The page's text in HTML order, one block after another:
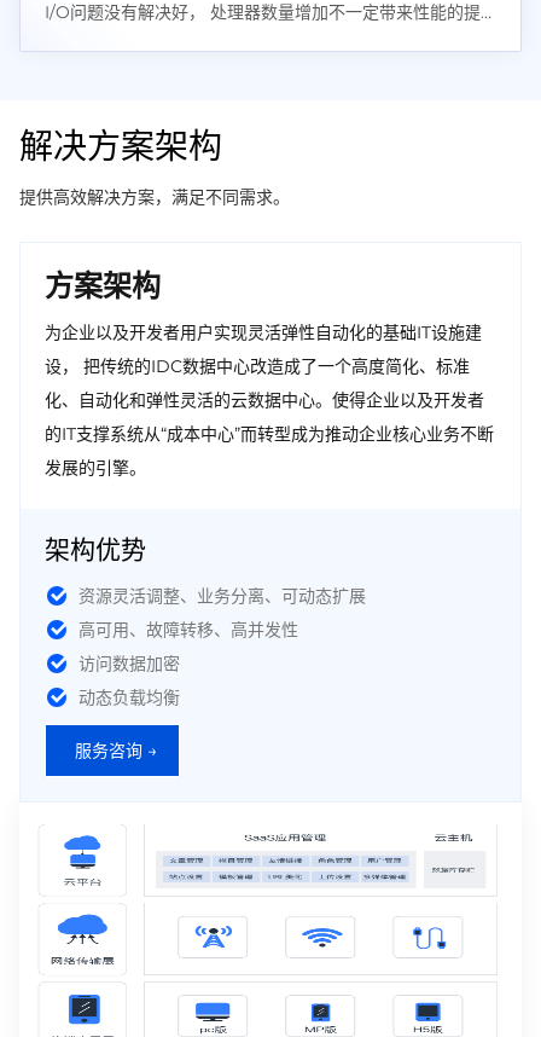
I/O问题没有解决好， 处理器数量增加不一定带来性能的提
解决方案架构
提供高效解决方案，满足不同需求。
方案架构
为企业以及开发者用户实现灵活弹性自动化的基础IT设施建
设， 把传统的IDC数据中心改造成了一个高度简化、标准
化、自动化和弹性灵活的云数据中心。使得企业以及开发者
的IT支撑系统从“成本中心”而转型成为推动企业核心业务不断
发展的引擎。
架构优势
资源灵活调整、业务分离、可动态扩展
高可用、故障转移、高并发性
访问数据加密
动态负载均衡
服务咨询 →